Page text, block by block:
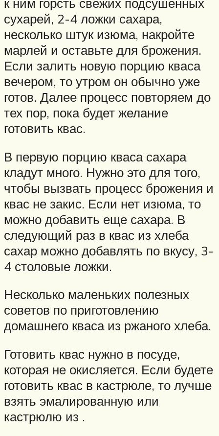
сухарей, 2-4 ложки сахара,
несколько штук изюма, накройте
марлей и оставьте для брожения.
Если залить новую порцию кваса
вечером, то утром он обычно уже
готов. Далее процесс повторяем до
тех пор, пока будет желание
готовить квас.
В первую порцию кваса сахара
кладут много. Нужно это для того,
чтобы вызвать процесс брожения и
квас не закис. Если нет изюма, то
можно добавить еще сахара. В
следующий раз в квас из хлеба
сахар можно добавлять по вкусу, 3-
4 столовые ложки.
Несколько маленьких полезных
советов по приготовлению
домашнего кваса из ржаного хлеба.
Готовить квас нужно в посуде,
которая не окисляется. Если будете
готовить квас в кастрюле, то лучше
взять эмалированную или
кастрюлю из .